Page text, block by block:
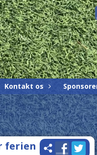
Kontakt os
ferien